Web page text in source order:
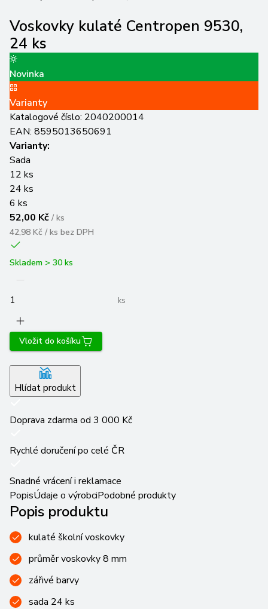
Voskovky kulaté Centropen 9530,
24 ks
Novinka
Varianty
Katalogové číslo: 2040200014
EAN: 8595013650691
Varianty:
Sada
12 ks
24 ks
6 ks
52,00 Kč / ks
42,98 Kč / ks bez DPH
Skladem > 30 ks
ks
Vložit do košíku
Hlídat produkt
Doprava zdarma od 3 000 Kč
Rychlé doručení po celé ČR
Snadné vrácení i reklamace
PopisÚdaje o výrobciPodobné produkty
Popis produktu
kulaté školní voskovky
průměr voskovky 8 mm
zářivé barvy
sada 24 ks